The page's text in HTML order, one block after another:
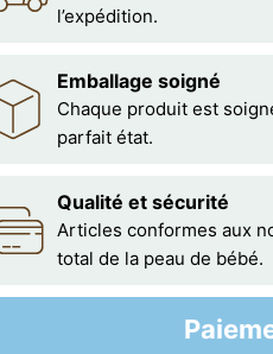
l’expédition.
Emballage soigné
Chaque produit est
parfait état.
Qualité et sécurité
Articles conformes aux
total de la peau de bébé.